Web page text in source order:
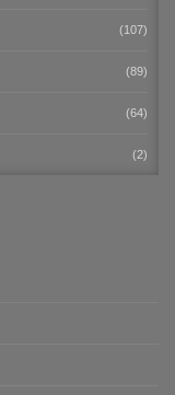
(107)
(89)
(64)
(2)